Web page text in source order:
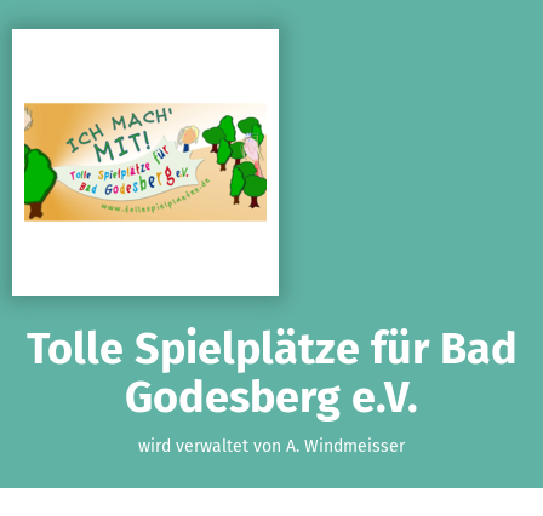
Tolle Spielplätze für Bad
Godesberg e.V.
wird verwaltet von A. Windmeisser